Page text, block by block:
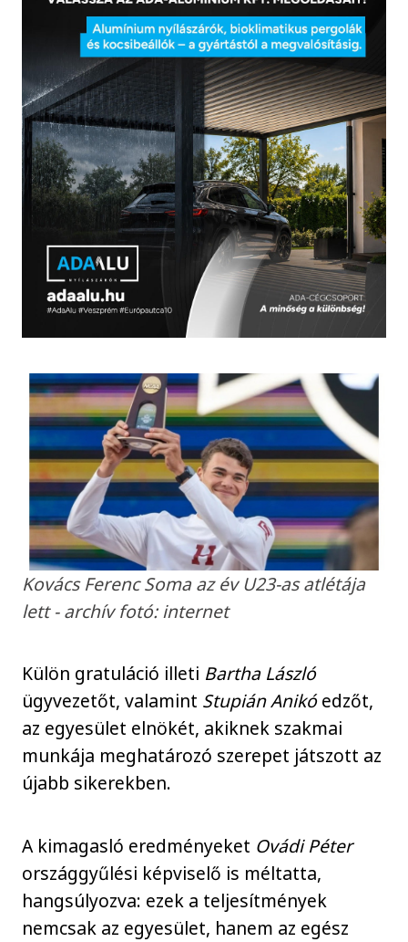
Kovács Ferenc Soma az év U23-as atlétája
lett - archív fotó: internet
Külön gratuláció illeti Bartha László
ügyvezetőt, valamint Stupián Anikóedzőt,
az egyesület elnökét, akiknek szakmai
munkája meghatározó szerepet játszott az
újabb sikerekben.
A kimagasló eredményeket Ovádi Péter
országgyűlési képviselő is méltatta,
hangsúlyozva: ezek a teljesítmények
nemcsak az egyesület, hanem az egész